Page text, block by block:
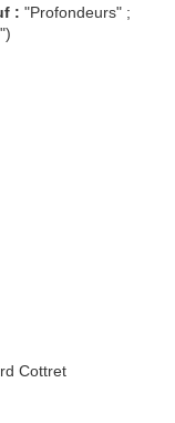
: "Profondeurs" ;
Cottret